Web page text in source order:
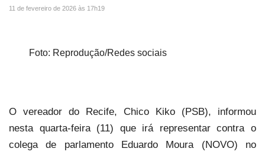
11 de fevereiro de 2026 às 17h19
Foto: Reprodução/Redes sociais
O vereador do Recife, Chico Kiko (PSB), informou
nesta quarta-feira (11) que irá representar contra o
colega de parlamento Eduardo Moura (NOVO) no